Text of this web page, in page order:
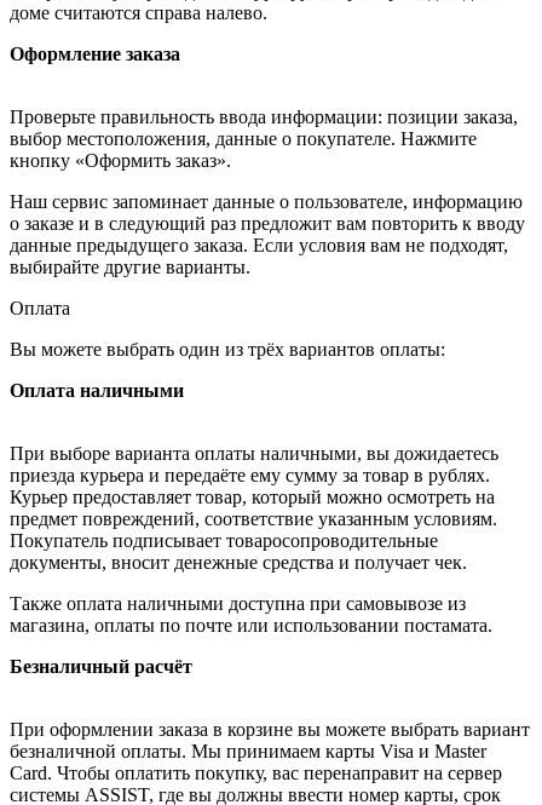
доме считаются справа налево.
Оформление заказа
Проверьте правильность ввода информации: позиции заказа,
выбор местоположения, данные о покупателе. Нажмите
кнопку «Оформить заказ».
Наш сервис запоминает данные о пользователе, информацию
о заказе и в следующий раз предложит вам повторить к вводу
данные предыдущего заказа. Если условия вам не подходят,
выбирайте другие варианты.
Оплата
Вы можете выбрать один из трёх вариантов оплаты:
Оплата наличными
При выборе варианта оплаты наличными, вы дожидаетесь
приезда курьера и передаёте ему сумму за товар в рублях.
Курьер предоставляет товар, который можно осмотреть на
предмет повреждений, соответствие указанным условиям.
Покупатель подписывает товаросопроводительные
документы, вносит денежные средства и получает чек.
Также оплата наличными доступна при самовывозе из
магазина, оплаты по почте или использовании постамата.
Безналичный расчёт
При оформлении заказа в корзине вы можете выбрать вариант
безналичной оплаты. Мы принимаем карты Visa и Master
Card. Чтобы оплатить покупку, вас перенаправит на сервер
системы ASSIST, где вы должны ввести номер карты, срок